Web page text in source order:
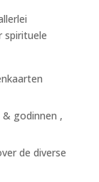
spirituele
& godinnen ,
de diverse